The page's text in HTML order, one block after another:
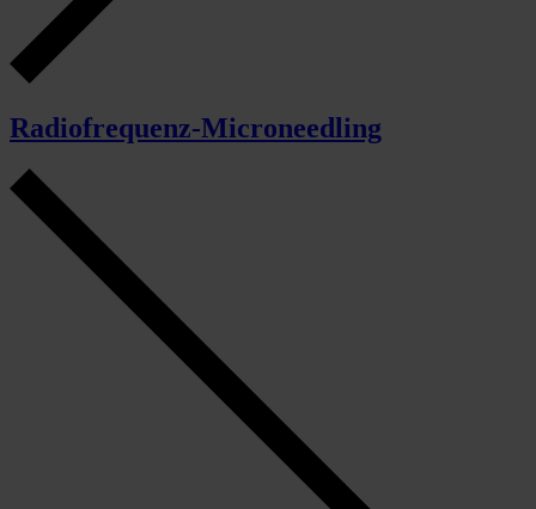
Radiofrequenz-Microneedling